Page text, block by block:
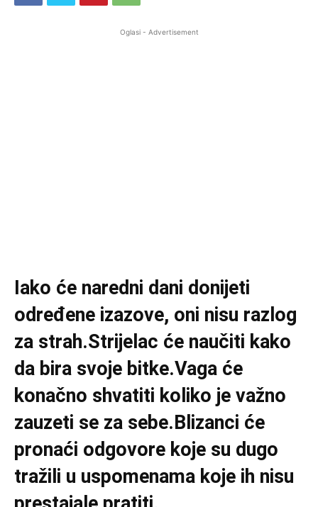
Oglasi - Advertisement
Iako će naredni dani donijeti
određene izazove, oni nisu razlog
za strah.Strijelac će naučiti kako
da bira svoje bitke.Vaga će
konačno shvatiti koliko je važno
zauzeti se za sebe.Blizanci će
pronaći odgovore koje su dugo
tražili u uspomenama koje ih nisu